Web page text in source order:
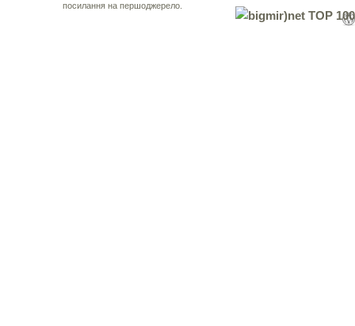
посилання на першоджерело.